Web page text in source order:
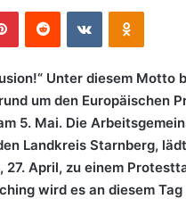
PinterestReddit VKontakte
Unter diesem Motto
um den Europäischen
5. Mai. Die
Landkreis Starnberg,
27. April, zu einem
wird es an diesem